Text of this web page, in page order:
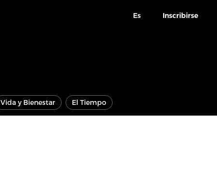
Es Inscribirse
Vida y Bienestar El Tiempo